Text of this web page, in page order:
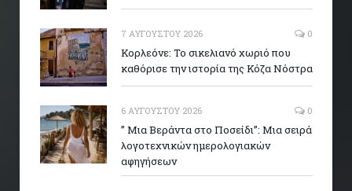
7 ΑΥΓΟΎΣΤΟΥ 2026 0
Κορλεόνε: Το σικελιανό χωριό που
καθόρισε την ιστορία της Κόζα Νόστρα
6 ΑΥΓΟΎΣΤΟΥ 2026 0
” Μια Βεράντα στο Ποσείδι”: Μια σειρά
λογοτεχνικών ημερολογιακών
αφηγήσεων